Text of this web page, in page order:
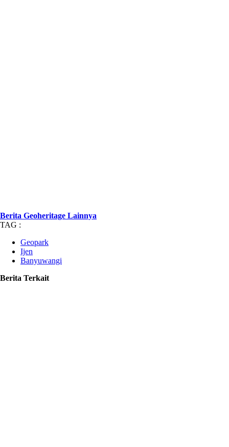
Berita Geoheritage Lainnya
TAG :
Geopark
Ijen
Banyuwangi
Berita Terkait